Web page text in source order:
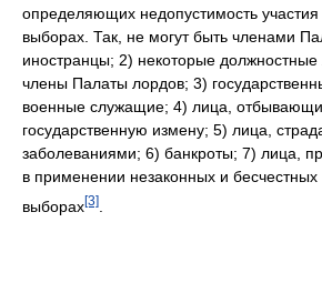
определяющих недопустимость
выборах. Так, не могут быть членами
иностранцы; 2) некоторые
члены Палаты лордов; 3)
военные служащие; 4) лица,
государственную измену; 5) лица,
заболеваниями; 6) банкроты; 7) лица,
в применении незаконных и
выборах[3]